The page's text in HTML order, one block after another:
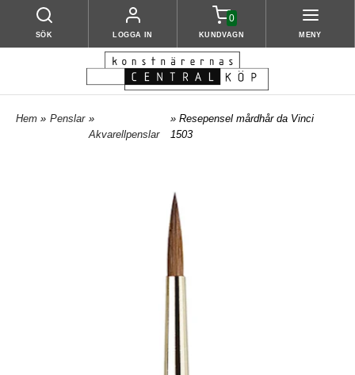
SÖK LOGGA IN
0
KUNDVAGN MENY
Hem » Penslar »
Akvarellpenslar
» Resepensel mårdhår da Vinci
1503